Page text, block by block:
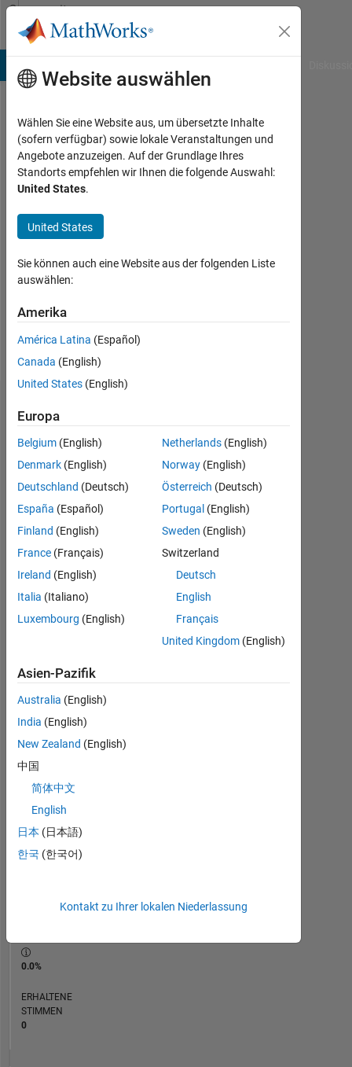
Weiter zum Inhalt
Community
Profile
Micaela
Aktiv
seit
2016
Followers:
Following:
Follow
Statistik
MATLAB Answers
BEITRÄGE L
-2
-1
1
2
3
ZEITACHSE
234.312
of
302.023
REPUTATION
BEITRÄGE
Antworten
0.0%
ERHALTENE
STIMMEN
0
Website auswählen
Wählen Sie eine Website aus, um übersetzte Inhalte
(sofern verfügbar) sowie lokale Veranstaltungen und
Angebote anzuzeigen. Auf der Grundlage Ihres
Standorts empfehlen wir Ihnen die folgende Auswahl:
United States.
United States
Sie können auch eine Website aus der folgenden Liste
auswählen:
Amerika
América Latina (Español)
Canada (English)
United States (English)
Europa
Belgium (English)
Denmark (English)
Deutschland (Deutsch)
España (Español)
Finland (English)
France (Français)
Ireland (English)
Italia (Italiano)
Luxembourg (English)
Netherlands (English)
Norway (English)
Österreich (Deutsch)
Portugal (English)
Sweden (English)
Switzerland
Deutsch
English
Français
United Kingdom (English)
Asien-Pazifik
Australia (English)
India (English)
New Zealand (English)
中国
简体中文
English
日本 (日本語)
한국 (한국어)
Kontakt zu Ihrer lokalen Niederlassung